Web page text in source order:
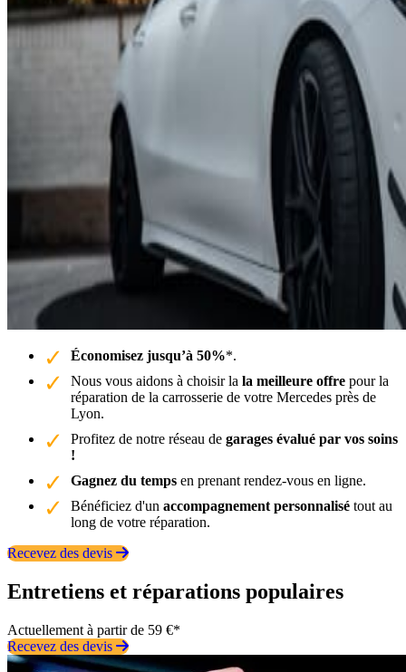
Économisez jusqu’à 50%*.
Nous vous aidons à choisir la la meilleure offre pour la
réparation de la carrosserie de votre Mercedes près de
Lyon.
Profitez de notre réseau de garages évalué par vos soins
!
Gagnez du temps en prenant rendez-vous en ligne.
Bénéficiez d'un accompagnement personnalisé tout au
long de votre réparation.
Recevez des devis
Entretiens et réparations populaires
Actuellement à partir de 59 €*
Recevez des devis